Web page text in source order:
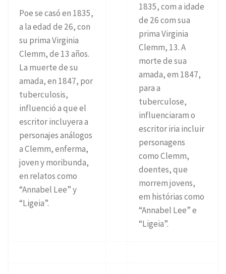
Poe se casó en 1835,
a la edad de 26, con
su prima Virginia
Clemm, de 13 años.
La muerte de su
amada, en 1847, por
tuberculosis,
influenció a que el
escritor incluyera a
personajes análogos
a Clemm, enferma,
joven y moribunda,
en relatos como
“Annabel Lee” y
“Ligeia”.
1835, com a idade
de 26 com sua
prima Virginia
Clemm, 13. A
morte de sua
amada, em 1847,
para a
tuberculose,
influenciaram o
escritor iria incluir
personagens
como Clemm,
doentes, que
morrem jovens,
em histórias como
“Annabel Lee” e
“Ligeia”.